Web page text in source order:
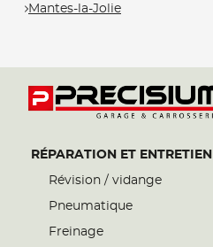
Mantes-la-Jolie
RÉPARATION ET ENTRETIEN
Révision / vidange
Pneumatique
Freinage